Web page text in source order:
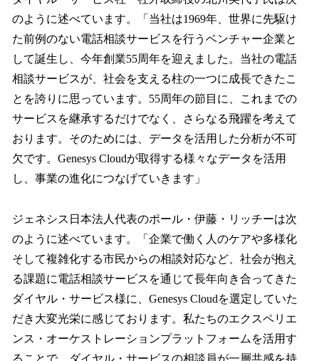
のように述べています。「当社は1969年、世界に先駆け
た前例のない電話相談サービスを行うベンチャー企業と
して誕生し、今年創業55周年を迎えました。当社の電話
相談サービスが、社会を支える柱の一つに成長できたこ
とを誇りに思っています。55周年の節目に、これまでの
サービスを継承するだけでなく、さらなる飛躍を考えて
おります。そのためには、データを活用した分析が不可
欠です。Genesys Cloudが取得する様々なデータを活用
し、事業の進化につなげていきます」
ジェネシス日本法人代表のポール・伊藤・リッチーは次
のように述べています。「企業で働く人のケアや多様化
そして複雑化する市民からの相談対応など、社会が抱え
る課題に電話相談サービスを通じて長年向き合ってきた
ダイヤル・サービス様に、Genesys Cloudを選定していた
だき大変光栄に感じております。私たちのエクスペリエ
ンス・オーケストレーションプラットフォームを活用す
ることで、ダイヤル・サービスの相談員が一層共感を持